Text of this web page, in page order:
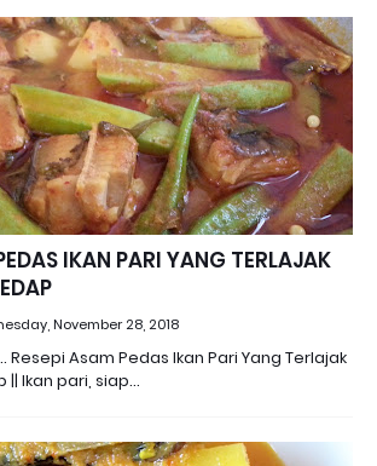
IKAN PARI YANG TERLAJAK
November 28, 2018
Resepi Asam Pedas Ikan Pari Yang Terlajak
|| Ikan pari, siap…